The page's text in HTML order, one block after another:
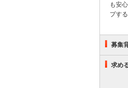
も安
プす
募集
求め